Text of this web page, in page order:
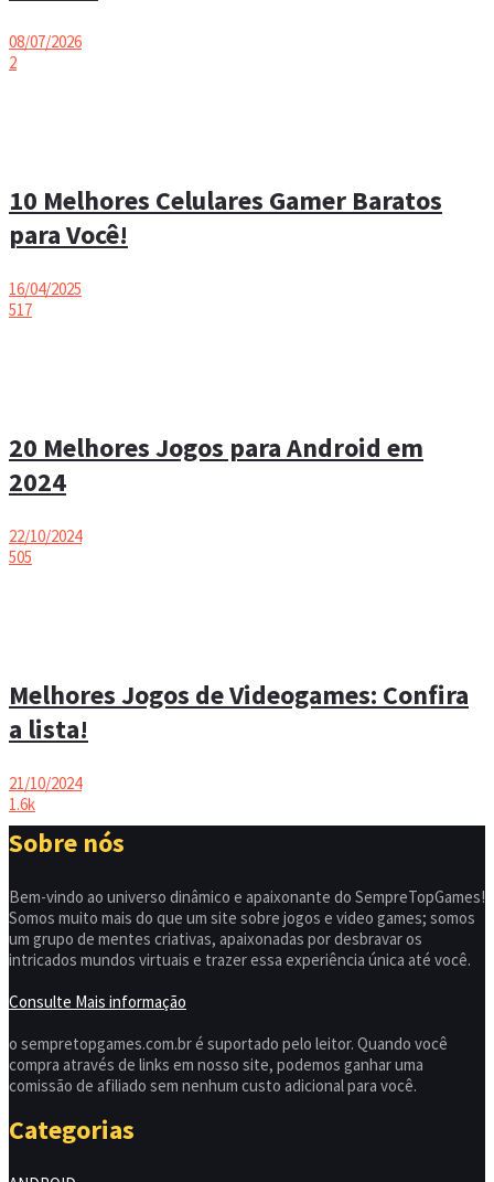
08/07/2026
2
10 Melhores Celulares Gamer Baratos
para Você!
16/04/2025
517
20 Melhores Jogos para Android em
2024
22/10/2024
505
Melhores Jogos de Videogames: Confira
a lista!
21/10/2024
1.6k
Sobre nós
Bem-vindo ao universo dinâmico e apaixonante do SempreTopGames!
Somos muito mais do que um site sobre jogos e video games; somos
um grupo de mentes criativas, apaixonadas por desbravar os
intricados mundos virtuais e trazer essa experiência única até você.
Consulte Mais informação
o sempretopgames.com.br é suportado pelo leitor. Quando você
compra através de links em nosso site, podemos ganhar uma
comissão de afiliado sem nenhum custo adicional para você.
Categorias